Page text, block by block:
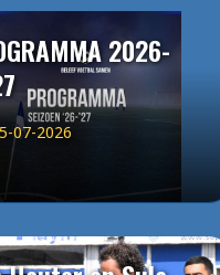
2026-
07-2026